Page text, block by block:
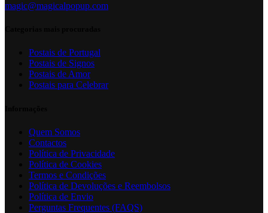
magic@magicalpopup.com
Postais de Portugal
Postais de Signos
Postais de Amor
Postais para Celebrar
Quem Somos
Contactos
Política de Privacidade
Política de Cookies
Termos e Condições
Política de Devoluções e Reembolsos
Política de Envio
Perguntas Frequentes (FAQS)